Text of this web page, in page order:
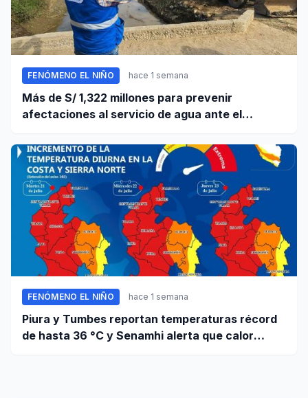
FENÓMENO EL NIÑO hace 1 semana
Más de S/ 1,322 millones para prevenir
afectaciones al servicio de agua ante el
FENÓMENO EL NIÑO hace 1 semana
Piura y Tumbes reportan temperaturas récord
de hasta 36 °C y Senamhi alerta que calor